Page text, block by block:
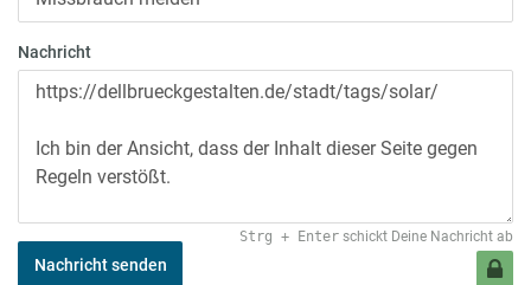
Nachricht
Strg + Enter schickt Deine Nachricht ab
Nachricht senden